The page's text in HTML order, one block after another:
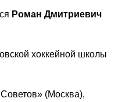
Роман Дмитриевич
хоккейной школы
(Москва),